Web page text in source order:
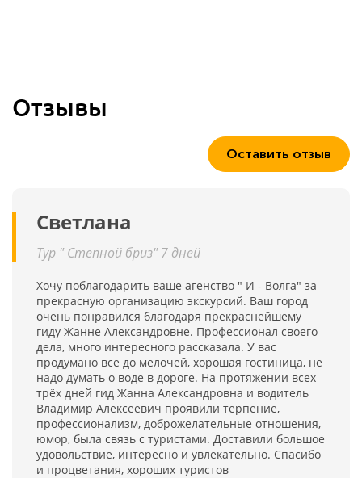
Отзывы
Оставить отзыв
Светлана
Тур " Степной бриз" 7 дней
Хочу поблагодарить ваше агенство " И - Волга" за
прекрасную организацию экскурсий. Ваш город
очень понравился благодаря прекраснейшему
гиду Жанне Александровне. Профессионал своего
дела, много интересного рассказала. У вас
продумано все до мелочей, хорошая гостиница, не
надо думать о воде в дороге. На протяжении всех
трёх дней гид Жанна Александровна и водитель
Владимир Алексеевич проявили терпение,
профессионализм, доброжелательные отношения,
юмор, была связь с туристами. Доставили большое
удовольствие, интересно и увлекательно. Спасибо
и процветания, хороших туристов